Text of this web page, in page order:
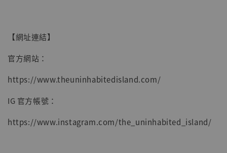
【網址連結】
官方網站：
https://www.theuninhabitedisland.com/
IG 官方帳號：
https://www.instagram.com/the_uninhabited_island/